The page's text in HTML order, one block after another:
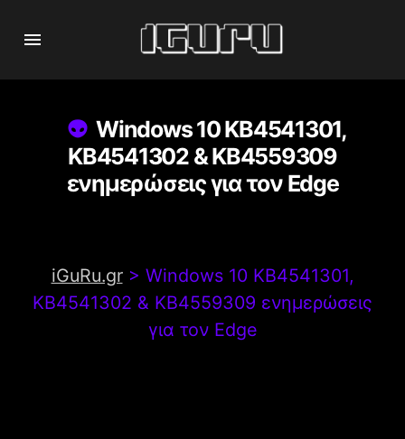
Windows 10 KB4541301,
KB4541302 & KB4559309
ενημερώσεις για τον Edge
iGuRu.gr> Windows 10 KB4541301,
KB4541302 & KB4559309 ενημερώσεις
για τον Edge